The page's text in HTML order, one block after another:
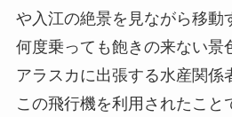
や入江の絶景を見ながら移動
何度乗っても飽きの来ない景
アラスカに出張する水産関係
この飛行機を利用されたこと